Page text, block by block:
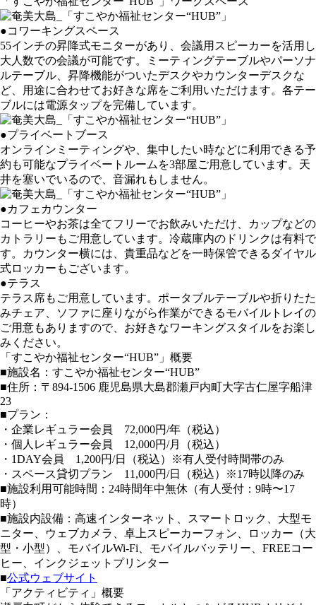
●コワーキングスペース
55インチの昇降式モニターがあり、会議用スピーカーを活用し
大人数での会議が可能です。ミーティングテーブルやパーソナ
ルテーブル、昇降機能がついたデスクやカウンターデスクな
ど、用途に合わせてお好きな席をご利用いただけます。各テー
ブルには電源タップを完備しています。
●プライベートブース
オンラインミーティングや、集中したい時などに利用できる予
約も可能なプライベートルームを3部屋ご用意しています。天
井を塞いでいるので、音漏れもしません。
●カフェカウンター
コーヒーやお茶は全てフリーでお飲みいただけ、カップなどの
カトラリーもご用意しています。冷蔵庫内のドリンクは有料で
す。カウンター横には、貴重品などを一時保管できるダイヤル
式ロッカーもございます。
●テラス
テラス席もご用意しています。ポータブルテーブルや折りたた
みチェア、ソファに座りながら作業ができるモバイルトレイの
ご用意もありますので、お好きなワーキングスタイルをお楽し
みください。
「すこやか福祉センター“HUB”」概要
■施設名：すこやか福祉センター“HUB”
■住所：〒894-1506 鹿児島県大島郡瀬戸内町大字古仁屋字船津
23
■プラン：
・企業レギュラー会員 72,000円/年（税込）
・個人レギュラー会員 12,000円/月（税込）
・1DAY会員 1,200円/日（税込）※有人受付時間帯のみ
・スペース貸切プラン 11,000円/日（税込）※17時以降のみ
■施設利用可能時間：24時間年中無休（有人受付：9時〜17
時）
■施設内設備：高速インターネット、スマートロック、大型モ
ニター、ウェブカメラ、卓上スピーカーフォン、ロッカー（大
型・小型）、モバイルWi-Fi、モバイルバッテリー、FREEコー
ヒー、インクジェットプリンター
■公式ウェブサイト
「アクティビティ」概要